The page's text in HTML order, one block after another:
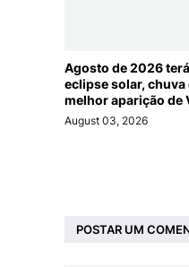
Agosto de 2026
eclipse solar, chuva
melhor aparição de
August 03, 2026
POSTAR UM